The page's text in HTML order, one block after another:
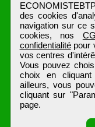
des cookies
navigation sur ce
cookies, nos
confidentialitépour
vos centres
Vous pouvez
choix en
ailleurs, vous
cliquant sur
page.